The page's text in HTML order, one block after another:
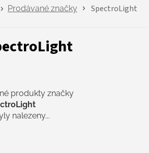
Prodávané značky SpectroLight
produkty značky
nalezeny...